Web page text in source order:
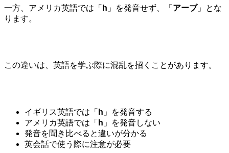
一方、アメリカ英語では「 h 」を発音せず、「 アーブ」とな
ります。
この違いは、英語を学ぶ際に混乱を招くことがあります。
イギリス英語では「 h 」を発音する
アメリカ英語では「 h 」を発音しない
発音を聞き比べると違いが分かる
英会話で使う際に注意が必要